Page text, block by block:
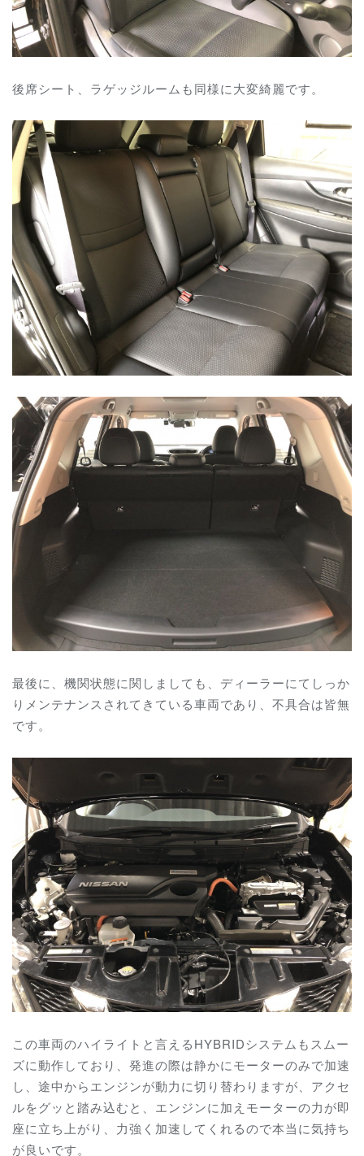
後席シート、ラゲッジルームも同様に大変綺麗です。
最後に、機関状態に関しましても、ディーラーにてしっか
りメンテナンスされてきている車両であり、不具合は皆無
です。
この車両のハイライトと言えるHYBRIDシステムもスムー
ズに動作しており、発進の際は静かにモーターのみで加速
し、途中からエンジンが動力に切り替わりますが、アクセ
ルをグッと踏み込むと、エンジンに加えモーターの力が即
座に立ち上がり、力強く加速してくれるので本当に気持ち
が良いです。